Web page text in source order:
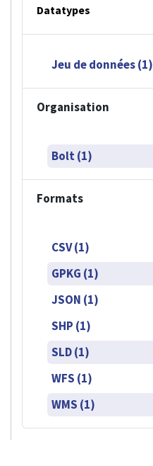
Datatypes
Jeu de données (1)
Organisation
Bolt (1)
Formats
CSV (1)
GPKG (1)
JSON (1)
SHP (1)
SLD (1)
WFS (1)
WMS (1)